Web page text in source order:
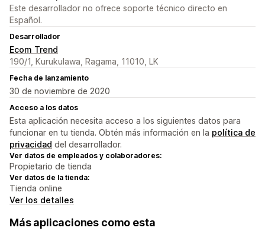
Este desarrollador no ofrece soporte técnico directo en
Español.
Desarrollador
Ecom Trend
190/1, Kurukulawa, Ragama, 11010, LK
Fecha de lanzamiento
30 de noviembre de 2020
Acceso a los datos
Esta aplicación necesita acceso a los siguientes datos para
funcionar en tu tienda. Obtén más información en la política de
privacidad del desarrollador.
Ver datos de empleados y colaboradores:
Propietario de tienda
Ver datos de la tienda:
Tienda online
Ver los detalles
Más aplicaciones como esta